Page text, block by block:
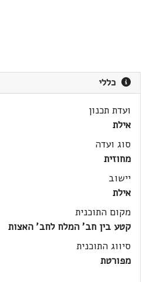
כללי
ועדת תכנון
אילת
סוג ועדה
מחוזית
יישוב
אילת
מקום התוכנית
קטע בין חב' המלח לחב' האצות
סיווג התוכנית
מפורטת